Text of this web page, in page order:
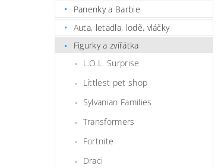
Panenky a Barbie
Auta, letadla, lodě, vláčky
Figurky a zvířátka
L.O.L. Surprise
Littlest pet shop
Sylvanian Families
Transformers
Fortnite
Draci